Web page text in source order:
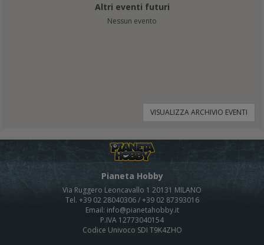
Altri eventi futuri
Nessun evento
VISUALIZZA ARCHIVIO EVENTI
Pianeta Hobby
Via Ruggero Leoncavallo 1 20131 MILANO
Tel. +39 02 28040306 / +39 02 87393016
Email: info@pianetahobby.it
P.IVA 12773040154
Codice Univoco SDI T9K4ZHO